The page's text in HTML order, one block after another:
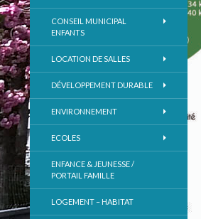
CONSEIL MUNICIPAL
ENFANTS
LOCATION DE SALLES
DÉVELOPPEMENT DURABLE
ENVIRONNEMENT
ECOLES
ENFANCE & JEUNESSE /
PORTAIL FAMILLE
LOGEMENT – HABITAT